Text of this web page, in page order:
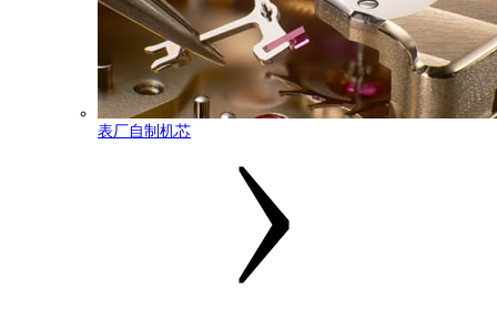
表厂自制机芯